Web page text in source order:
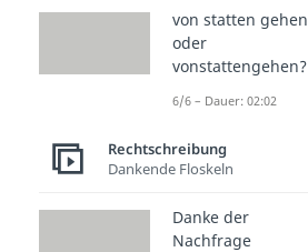
von statten gehen
oder
vonstattengehen?
6/6 – Dauer: 02:02
Rechtschreibung
Dankende Floskeln
Danke der
Nachfrage